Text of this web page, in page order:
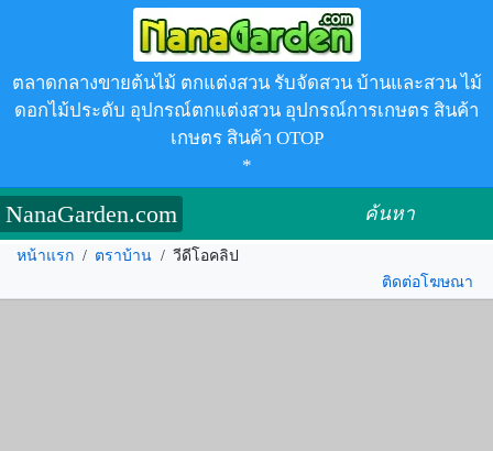
ตลาดกลางขายต้นไม้ ตกแต่งสวน รับจัดสวน บ้านและสวน ไม้
ดอกไม้ประดับ อุปกรณ์ตกแต่งสวน อุปกรณ์การเกษตร สินค้า
เกษตร สินค้า OTOP
*
NanaGarden.com ค้นหา
หน้าแรก / ตราบ้าน / วีดีโอคลิป
ติดต่อโฆษณา